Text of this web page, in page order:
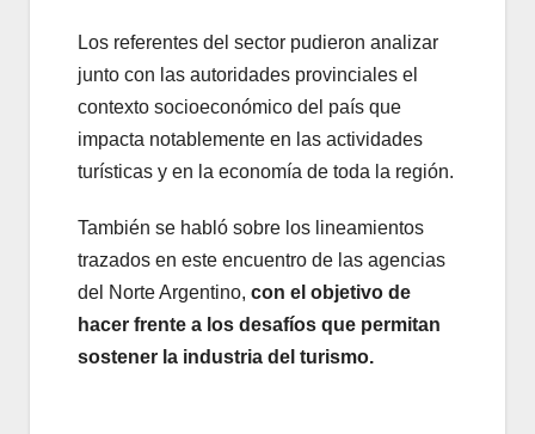
Los referentes del sector pudieron analizar
junto con las autoridades provinciales el
contexto socioeconómico del país que
impacta notablemente en las actividades
turísticas y en la economía de toda la región.
También se habló sobre los lineamientos
trazados en este encuentro de las agencias
del Norte Argentino, con el objetivo de
hacer frente a los desafíos que permitan
sostener la industria del turismo.